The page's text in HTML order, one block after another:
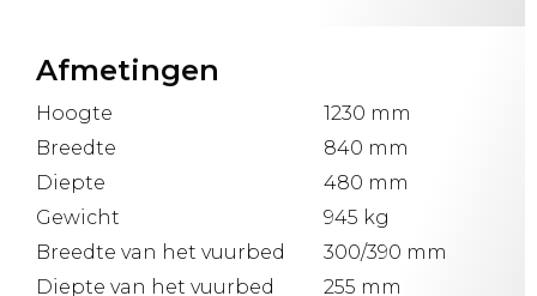
Afmetingen
Hoogte
1230 mm
Breedte
840 mm
Diepte
480 mm
Gewicht
945 kg
Breedte van het vuurbed
300/390 mm
Diepte van het vuurbed
255 mm